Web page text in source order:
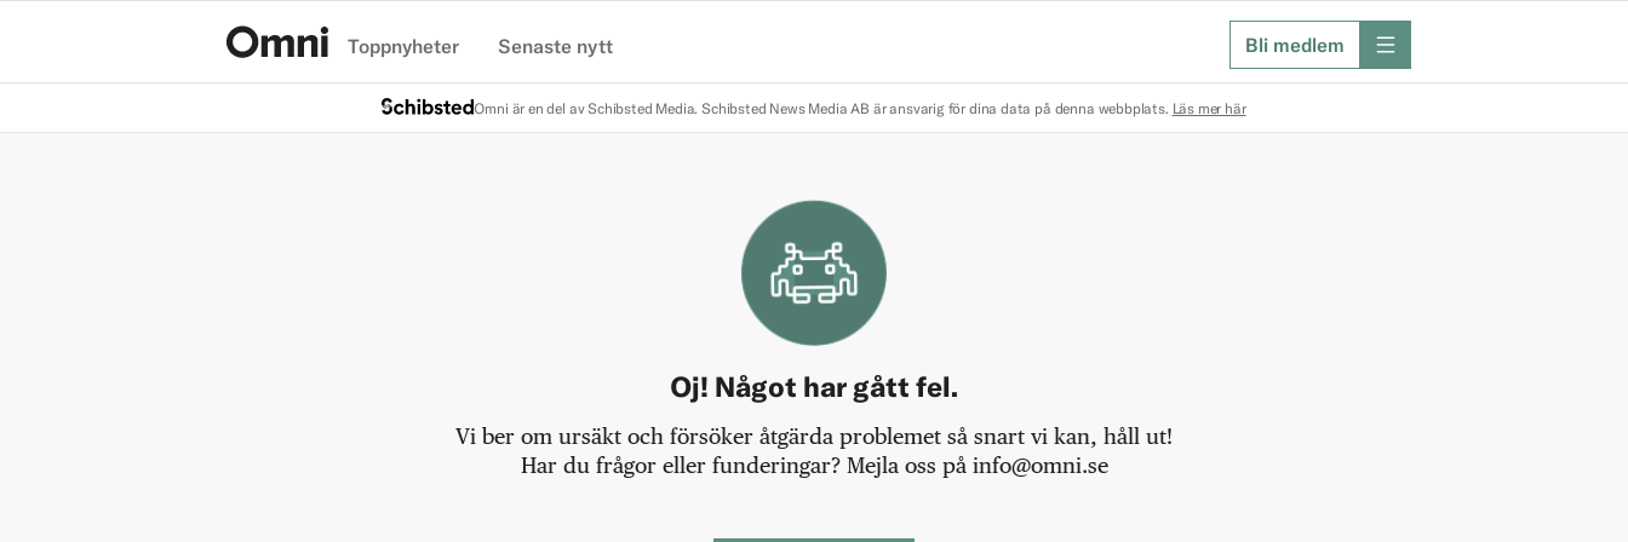
Toppnyheter Senaste nytt Bli medlem meny
Omni är en del av Schibsted Media. Schibsted News Media AB är ansvarig för dina data på denna webbplats. Läs mer här
Oj! Något har gått fel.
Vi ber om ursäkt och försöker åtgärda problemet så snart vi kan, håll ut!
Har du frågor eller funderingar? Mejla oss på info@omni.se